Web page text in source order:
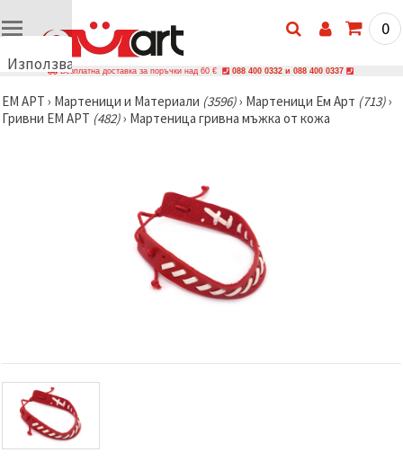
Използваме
🍪
Използваме
да
показваме
релевантно
съдържание
и реклами,
включително
0
Безплатна доставка за поръчки над 60 € 088 400 0332 и 088 400 0337
ЕМ АРТ › Мартеници и Материали (3596)› Мартеници Ем Арт (713)›
Гривни ЕМ АРТ (482)› Мартеница гривна мъжка от кожа